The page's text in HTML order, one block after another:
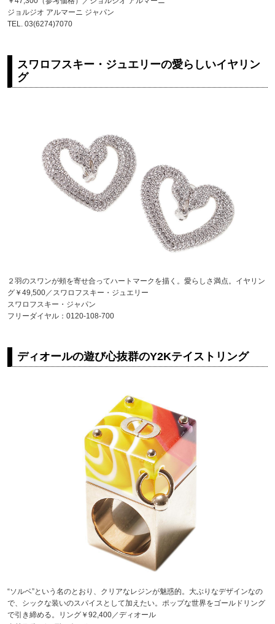
ジョルジオ アルマーニ ジャパン
TEL. 03(6274)7070
スワロフスキー・ジュエリーの愛らしいイヤリン
グ
２羽のスワンが頰を寄せ合ってハートマークを描く。愛らしさ満点。イヤリン
グ￥49,500／スワロフスキー・ジュエリー
スワロフスキー・ジャパン
フリーダイヤル：0120-108-700
ディオールの遊び心抜群のY2Kテイストリング
“ソルベ”という名のとおり、クリアなレジンが魅惑的。大ぶりなデザインなの
で、シックな装いのスパイスとして加えたい。ポップな世界をゴールドリング
で引き締める。リング￥92,400／ディオール